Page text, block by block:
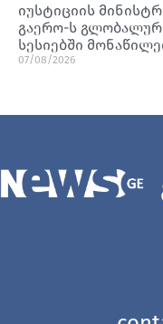
იუსტიციის
გაერო-ს
სესიებში
07/08/2026